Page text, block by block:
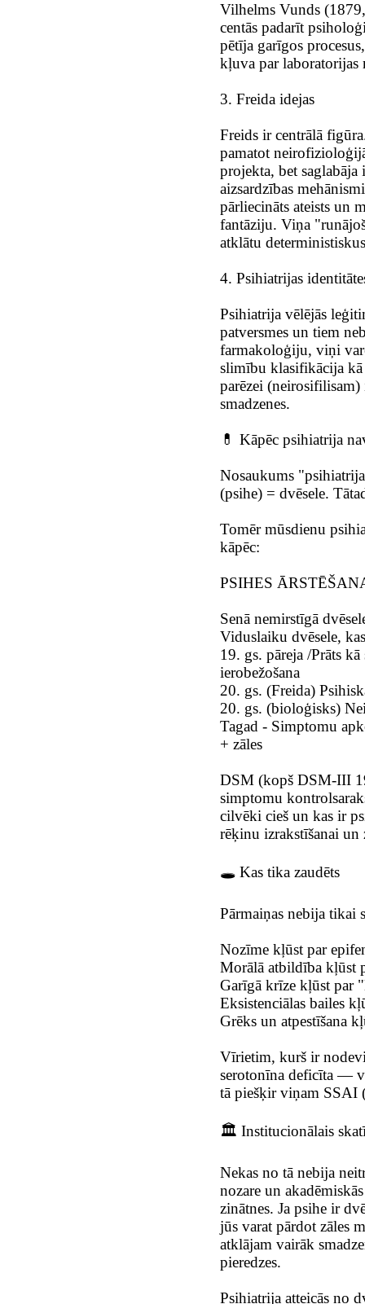
Vilhelms Vunds
centās padarīt
pētīja garīgos
kļuva par
3. Freida idejas
Freids ir centrālā
pamatot
projekta, bet
aizsardzības
pārliecināts ateists un
fantāziju. Viņa
atklātu
4. Psihiatrijas
Psihiatrija vēlējās
patversmes un tiem
farmakoloģiju, viņi
slimību klasifikācija kā
parēzei
smadzenes.
💊 Kāpēc psihiatrija
Nosaukums
(psihe) = dvēsele.
Tomēr mūsdienu
kāpēc:
PSIHES
Senā nemirstīgā
Viduslaiku dvēsele,
19. gs. pāreja /Prāts
ierobežošana
20. gs. (Freida)
20. gs. (bioloģisks)
Tagad - Simptomu
+ zāles
DSM (kopš DSM-III
simptomu
cilvēki cieš un kas ir
rēķinu izrakstīšanai un
🕳️ Kas tika zaudēts
Pārmaiņas nebija tikai
Nozīme kļūst par
Morālā atbildība kļūst
Garīgā krīze kļūst par
Eksistenciālas bailes
Grēks un atpestīšana
Vīrietim, kurš ir
serotonīna deficīta —
tā piešķir viņam SSAI
🏛️ Institucionālais
Nekas no tā nebija
nozare un
zinātnes. Ja psihe ir
jūs varat pārdot zāles
atklājam vairāk
pieredzes.
Psihiatrija atteicās no